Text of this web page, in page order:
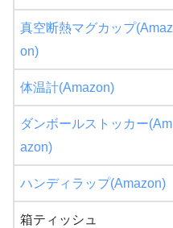
真空断熱マグカップ(Amaz
on)
体温計(Amazon)
ダンボールストッカー(Am
azon)
ハンディラップ(Amazon)
箱ティッシュ